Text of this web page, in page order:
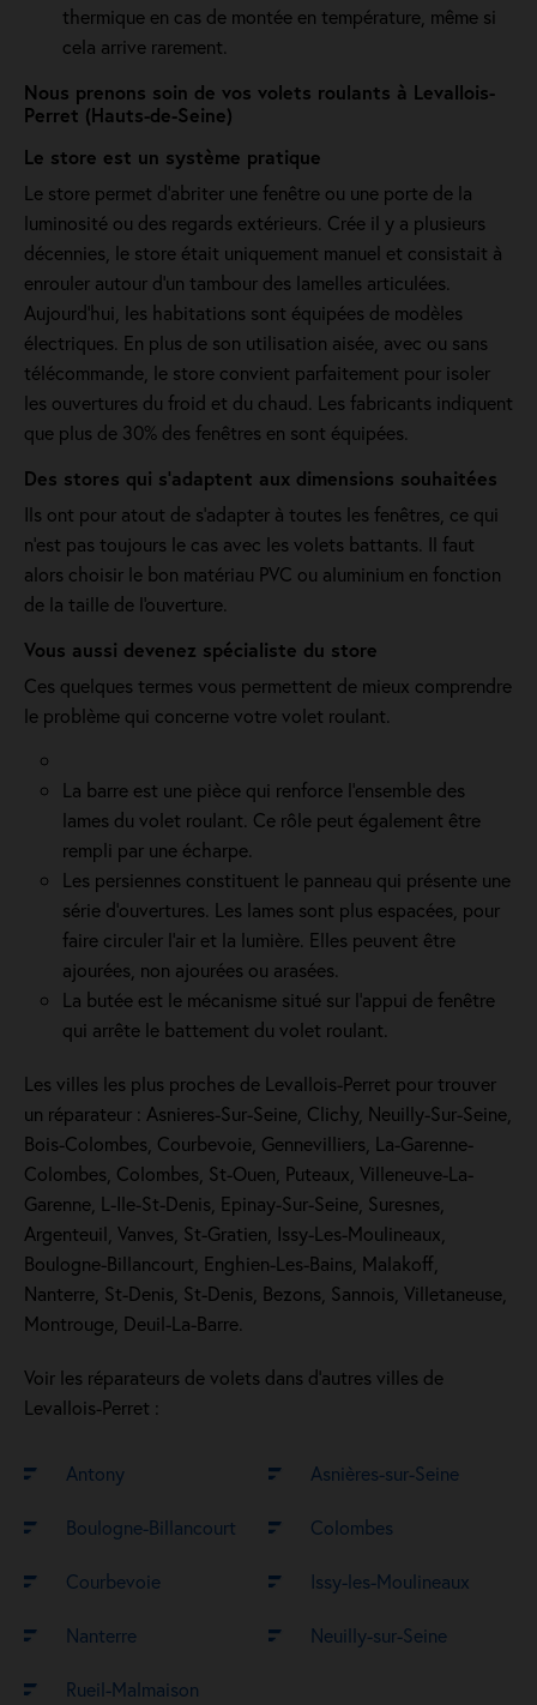
thermique en cas de montée en température, même si
cela arrive rarement.
Nous prenons soin de vos volets roulants à Levallois-
Perret (Hauts-de-Seine)
Le store est un système pratique
Le store permet d'abriter une fenêtre ou une porte de la
luminosité ou des regards extérieurs. Crée il y a plusieurs
décennies, le store était uniquement manuel et consistait à
enrouler autour d'un tambour des lamelles articulées.
Aujourd'hui, les habitations sont équipées de modèles
électriques. En plus de son utilisation aisée, avec ou sans
télécommande, le store convient parfaitement pour isoler
les ouvertures du froid et du chaud. Les fabricants indiquent
que plus de 30% des fenêtres en sont équipées.
Des stores qui s'adaptent aux dimensions souhaitées
Ils ont pour atout de s’adapter à toutes les fenêtres, ce qui
n’est pas toujours le cas avec les volets battants. Il faut
alors choisir le bon matériau PVC ou aluminium en fonction
de la taille de l'ouverture.
Vous aussi devenez spécialiste du store
Ces quelques termes vous permettent de mieux comprendre
le problème qui concerne votre volet roulant.
La barre est une pièce qui renforce l’ensemble des
lames du volet roulant. Ce rôle peut également être
rempli par une écharpe.
Les persiennes constituent le panneau qui présente une
série d’ouvertures. Les lames sont plus espacées, pour
faire circuler l’air et la lumière. Elles peuvent être
ajourées, non ajourées ou arasées.
La butée est le mécanisme situé sur l’appui de fenêtre
qui arrête le battement du volet roulant.
Les villes les plus proches de Levallois-Perret pour trouver
un réparateur : Asnieres-Sur-Seine, Clichy, Neuilly-Sur-Seine,
Bois-Colombes, Courbevoie, Gennevilliers, La-Garenne-
Colombes, Colombes, St-Ouen, Puteaux, Villeneuve-La-
Garenne, L-Ile-St-Denis, Epinay-Sur-Seine, Suresnes,
Argenteuil, Vanves, St-Gratien, Issy-Les-Moulineaux,
Boulogne-Billancourt, Enghien-Les-Bains, Malakoff,
Nanterre, St-Denis, St-Denis, Bezons, Sannois, Villetaneuse,
Montrouge, Deuil-La-Barre.
Voir les réparateurs de volets dans d’autres villes de
Levallois-Perret :
Antony Asnières-sur-Seine
Boulogne-Billancourt Colombes
Courbevoie Issy-les-Moulineaux
Nanterre Neuilly-sur-Seine
Rueil-Malmaison